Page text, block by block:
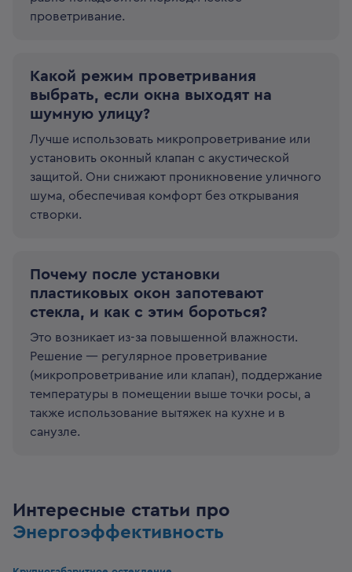
проветривание.
Какой режим проветривания
выбрать, если окна выходят на
шумную улицу?
Лучше использовать микропроветривание или
установить оконный клапан с акустической
защитой. Они снижают проникновение уличного
шума, обеспечивая комфорт без открывания
створки.
Почему после установки
пластиковых окон запотевают
стекла, и как с этим бороться?
Это возникает из-за повышенной влажности.
Решение — регулярное проветривание
(микропроветривание или клапан), поддержание
температуры в помещении выше точки росы, а
также использование вытяжек на кухне и в
санузле.
Интересные статьи про
Энергоэффективность